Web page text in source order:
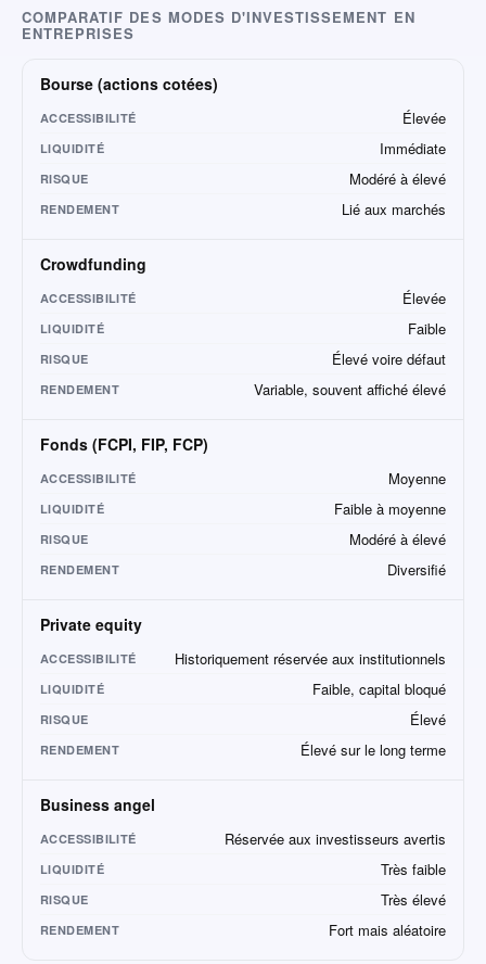
COMPARATIF DES MODES D'INVESTISSEMENT EN
ENTREPRISES
Bourse (actions cotées)
ACCESSIBILITÉ Élevée
LIQUIDITÉ Immédiate
RISQUE Modéré à élevé
RENDEMENT Lié aux marchés
Crowdfunding
ACCESSIBILITÉ Élevée
LIQUIDITÉ Faible
RISQUE Élevé voire défaut
RENDEMENT Variable, souvent affiché élevé
Fonds (FCPI, FIP, FCP)
ACCESSIBILITÉ Moyenne
LIQUIDITÉ Faible à moyenne
RISQUE Modéré à élevé
RENDEMENT Diversifié
Private equity
ACCESSIBILITÉ Historiquement réservée aux institutionnels
LIQUIDITÉ Faible, capital bloqué
RISQUE Élevé
RENDEMENT Élevé sur le long terme
Business angel
ACCESSIBILITÉ Réservée aux investisseurs avertis
LIQUIDITÉ Très faible
RISQUE Très élevé
RENDEMENT Fort mais aléatoire